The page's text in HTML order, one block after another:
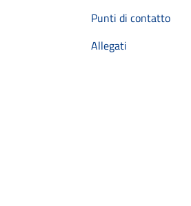
Punti di contatto
Allegati